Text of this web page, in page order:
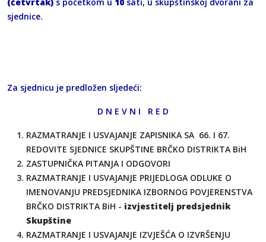
sjednice.
Za sjednicu je predložen sljedeći:
D N E V N I R E D
RAZMATRANJE I USVAJANJE ZAPISNIKA SA 66. I 67.
REDOVITE SJEDNICE SKUPŠTINE BRČKO DISTRIKTA BiH
ZASTUPNIČKA PITANJA I ODGOVORI
RAZMATRANJE I USVAJANJE PRIJEDLOGA ODLUKE O
IMENOVANJU PREDSJEDNIKA IZBORNOG POVJERENSTVA
BRČKO DISTRIKTA BiH - izvjestitelj predsjednik
Skupštine
RAZMATRANJE I USVAJANJE IZVJEŠĆA O IZVRŠENJU